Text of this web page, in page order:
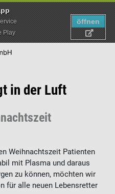
in der Luft
Weihnachtszeit Patienten
mit Plasma und daraus
zu können, möchten wir
für alle neuen Lebensretter
Play
öffnen